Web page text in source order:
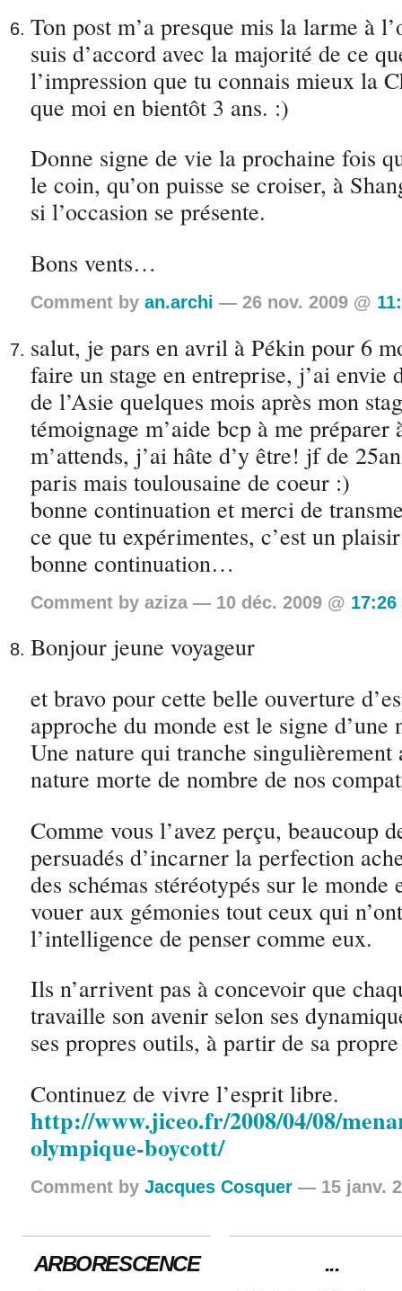
Ton post m’a presque mis la larme à
suis d’accord avec la majorité de ce
l’impression que tu connais mieux la
que moi en bientôt 3 ans. :)
Donne signe de vie la prochaine fois
le coin, qu’on puisse se croiser, à
si l’occasion se présente.
Bons vents…
Comment byan.archi — 26 nov. 2009 @
salut, je pars en avril à Pékin pour 6
faire un stage en entreprise, j’ai envie
de l’Asie quelques mois après mon
témoignage m’aide bcp à me préparer
m’attends, j’ai hâte d’y être! jf de
paris mais toulousaine de coeur :)
bonne continuation et merci de
ce que tu expérimentes, c’est un
bonne continuation…
Comment by aziza — 10 déc. 2009 @ 17:26
Bonjour jeune voyageur
et bravo pour cette belle ouverture
approche du monde est le signe d’une
Une nature qui tranche singulièrement
nature morte de nombre de nos
Comme vous l’avez perçu, beaucoup
persuadés d’incarner la perfection
des schémas stéréotypés sur le monde
vouer aux gémonies tout ceux qui
l’intelligence de penser comme eux.
Ils n’arrivent pas à concevoir que
travaille son avenir selon ses
ses propres outils, à partir de sa
Continuez de vivre l’esprit libre.
http://www.jiceo.fr/2008/04/08/
olympique-boycott/
Comment byJacques Cosquer — 15 janv.
ARBORESCENCE ...